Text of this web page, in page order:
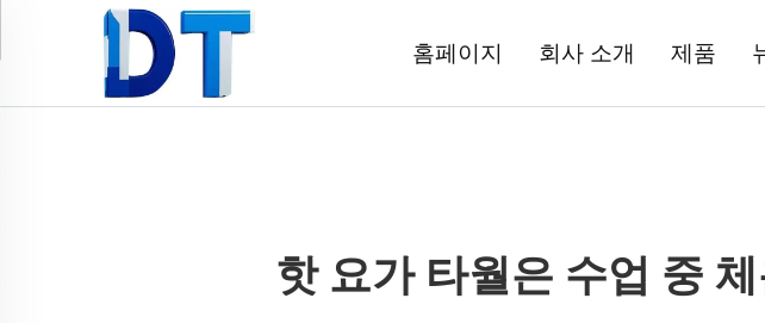
홈페이지 회사 소개 제품
핫 요가 타월은 수업 중